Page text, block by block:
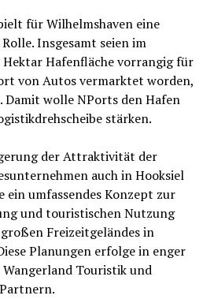
für Wilhelmshaven eine
Insgesamt seien im
Hektar Hafenfläche vorrangig für
von Autos vermarktet worden,
Damit wolle NPorts den Hafen
stärken.
der Attraktivität der
auch in Hooksiel
ein umfassendes Konzept zur
und touristischen Nutzung
Freizeitgeländes in
Planungen erfolge in enger
Touristik und